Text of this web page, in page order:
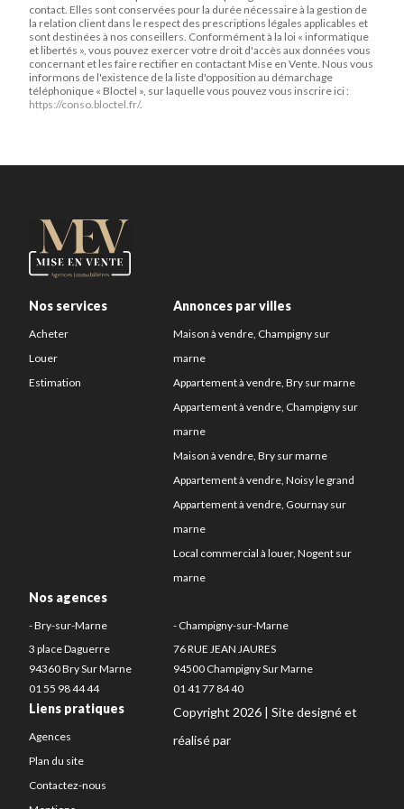
contact. Elles sont conservées pour la durée nécessaire à la gestion de
la relation client dans le respect des prescriptions légales applicables et
sont destinées à nos conseillers. Conformément à la loi « informatique
et libertés », vous pouvez exercer votre droit d'accès aux données vous
concernant et les faire rectifier en contactant Mise en Vente. Nous vous
informons de l'existence de la liste d'opposition au démarchage
téléphonique « Bloctel », sur laquelle vous pouvez vous inscrire ici :
https://conso.bloctel.fr/.
Nos services
Acheter
Louer
Estimation
Annonces par villes
Maison à vendre, Champigny sur
marne
Appartement à vendre, Bry sur marne
Appartement à vendre, Champigny sur
marne
Maison à vendre, Bry sur marne
Appartement à vendre, Noisy le grand
Appartement à vendre, Gournay sur
marne
Local commercial à louer, Nogent sur
marne
Nos agences
- Bry-sur-Marne
3 place Daguerre
94360 Bry Sur Marne
01 55 98 44 44
- Champigny-sur-Marne
76 RUE JEAN JAURES
94500 Champigny Sur Marne
01 41 77 84 40
Liens pratiques
Agences
Plan du site
Contactez-nous
Copyright 2026 | Site designé et
réalisé par